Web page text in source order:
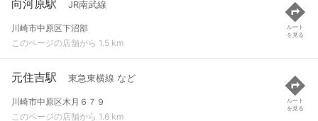
向河原駅 JR南武線
川崎市中原区下沼部
このページの店舗から 1.5 km
ルート
を見る
元住吉駅 東急東横線 など
川崎市中原区木月６７９
このページの店舗から 1.6 km
ルート
を見る